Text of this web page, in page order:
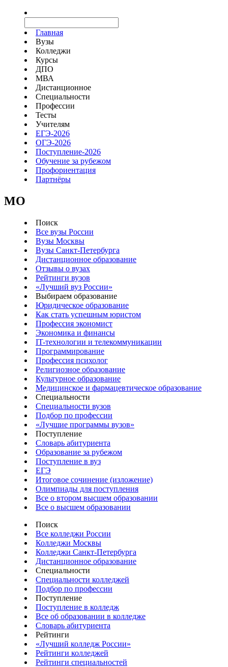
Главная
Вузы
Колледжи
Курсы
ДПО
МВА
Дистанционное
Специальности
Профессии
Тесты
Учителям
ЕГЭ-2026
ОГЭ-2026
Поступление-2026
Обучение за рубежом
Профориентация
Партнёры
MO
Поиск
Все вузы России
Вузы Москвы
Вузы Санкт-Петербурга
Дистанционное образование
Отзывы о вузах
Рейтинги вузов
«Лучший вуз России»
Выбираем образование
Юридическое образование
Как стать успешным юристом
Профессия экономист
Экономика и финансы
IT-технологии и телекоммуникации
Программирование
Профессия психолог
Религиозное образование
Культурное образование
Медицинское и фармацевтическое образование
Специальности
Специальности вузов
Подбор по профессии
«Лучшие программы вузов»
Поступление
Словарь абитуриента
Образование за рубежом
Поступление в вуз
ЕГЭ
Итоговое сочинение (изложение)
Олимпиады для поступления
Все о втором высшем образовании
Все о высшем образовании
Поиск
Все колледжи России
Колледжи Москвы
Колледжи Санкт-Петербурга
Дистанционное образование
Специальности
Специальности колледжей
Подбор по профессии
Поступление
Поступление в колледж
Все об образовании в колледже
Словарь абитуриента
Рейтинги
«Лучший колледж России»
Рейтинги колледжей
Рейтинги специальностей